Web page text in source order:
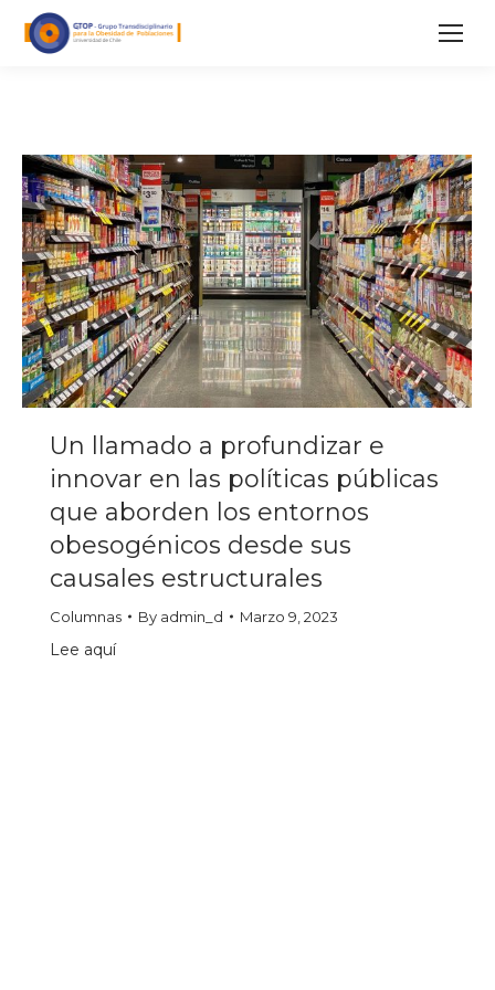
Un llamado a profundizar e
innovar en las políticas públicas
que aborden los entornos
obesogénicos desde sus
causales estructurales
Columnas By admin_d Marzo 9, 2023
Lee aquí